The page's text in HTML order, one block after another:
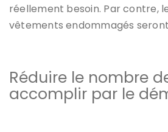
réellement besoin. Par contre,
vêtements endommagés
Réduire le nombre
accomplir par le